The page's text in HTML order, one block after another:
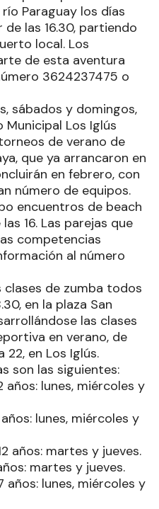
Paraguay los días
las 16.30, partiendo
local. Los
de esta aventura
3624237475 o
sábados y domingos,
Los Iglús
de verano de
que ya arrancaron en
en febrero, con
número de equipos.
encuentros de beach
16. Las parejas que
competencias
al número
clases de zumba todos
en la plaza San
las clases
en verano, de
22, en Los Iglús.
son las siguientes:
años: lunes, miércoles y
lunes, miércoles y
años: martes y jueves.
martes y jueves.
años: lunes, miércoles y